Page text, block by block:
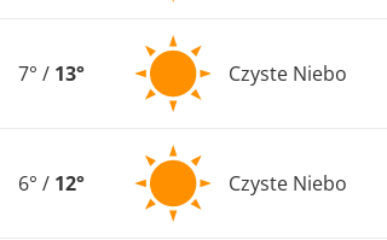
7° / 13° Czyste Niebo
6° / 12° Czyste Niebo